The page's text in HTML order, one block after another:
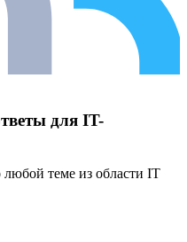
для IT-
теме из области IT